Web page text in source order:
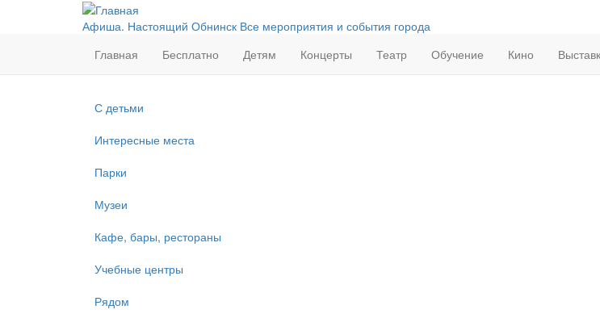
Афиша. Настоящий Обнинск Все мероприятия и события города
Главная
Бесплатно Детям Концерты Театр Обучение Кино
С детьми
Интересные места
Парки
Музеи
Кафе, бары, рестораны
Учебные центры
Рядом